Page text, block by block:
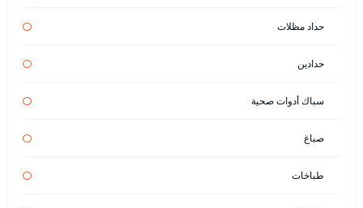
حداد مظلات
حدادين
سباك أدوات صحية
صباغ
طباخات